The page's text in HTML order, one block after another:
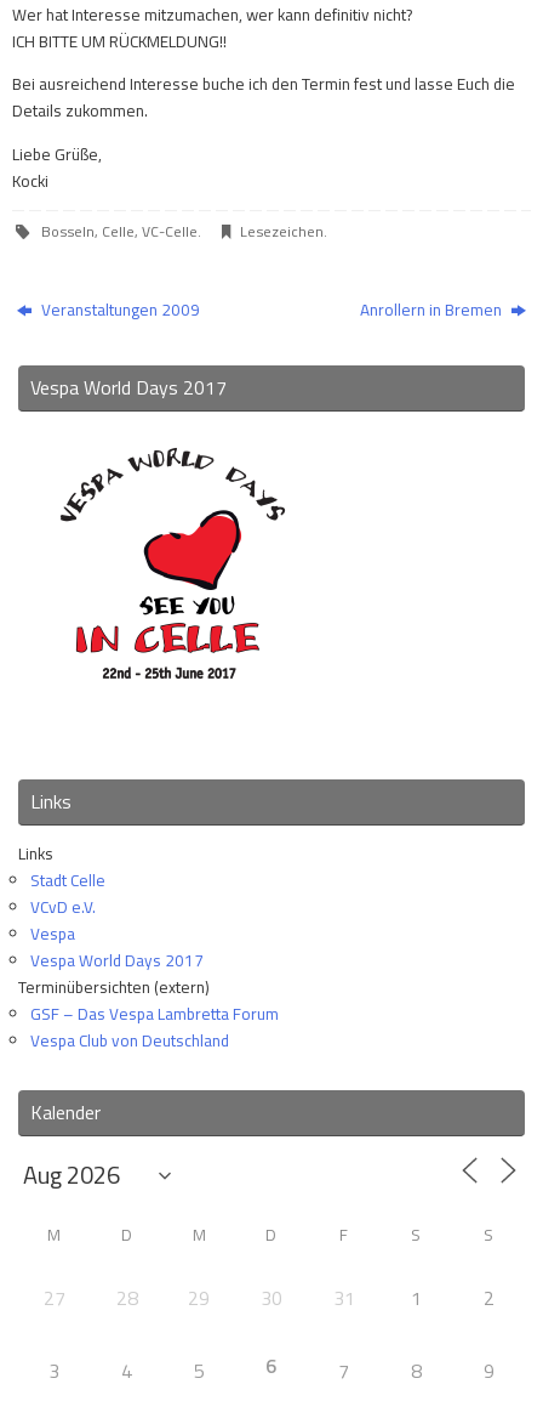
Wer hat Interesse mitzumachen, wer kann definitiv nicht?
ICH BITTE UM RÜCKMELDUNG!!
Bei ausreichend Interesse buche ich den Termin fest und lasse Euch die
Details zukommen.
Liebe Grüße,
Kocki
Bosseln, Celle, VC-Celle. Lesezeichen.
Veranstaltungen 2009 Anrollern in Bremen
Vespa World Days 2017
Links
Links
Stadt Celle
VCvD e.V.
Vespa
Vespa World Days 2017
Terminübersichten (extern)
GSF – Das Vespa Lambretta Forum
Vespa Club von Deutschland
Kalender
M D M D F S S
27 28 29 30 31 1 2
3 4 5 6 7 8 9